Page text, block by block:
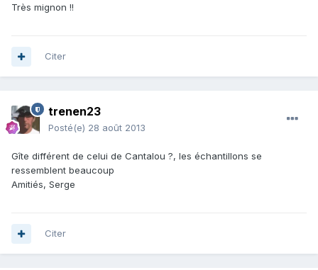
Très mignon !!
Citer
trenen23
Posté(e) 28 août 2013
Gîte différent de celui de Cantalou ?, les échantillons se
ressemblent beaucoup
Amitiés, Serge
Citer